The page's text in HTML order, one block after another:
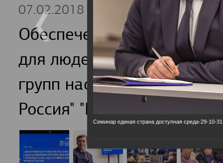
07.02.2018
Обеспечение
для людей с
групп населения
Россия" "Единая страна-
Семинар единая страна доступная среда-29-10-